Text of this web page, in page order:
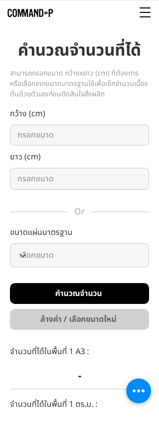
คำนวณจำนวนที่ได้
สามารถกรอกขนาด กว้างxยาว (cm) ที่ต้องการ
หรือเลือกจากขนาดมาตรฐานใช้เพื่อเช็กจำนวนเบื้อง
ต้นด้วยตัวเองก่อนตัดสินใจสั่งผลิต
กว้าง (cm)
ยาว (cm)
Or
ขนาดแผ่นมาตรฐาน
คำนวณจำนวน
ล้างค่า / เลือกขนาดใหม่
จำนวนที่ได้ในพื้นที่ 1 A3 :
-
จำนวนที่ได้ในพื้นที่ 1 ตร.ม. :